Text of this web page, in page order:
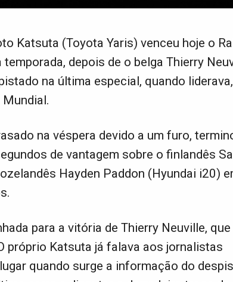
Katsuta (Toyota Yaris) venceu hoje o
depois de o belga Thierry
na última especial, quando
na véspera devido a um furo,
de vantagem sobre o finlandês
Hayden Paddon (Hyundai i20)
para a vitória de Thierry Neuville, que
próprio Katsuta já falava aos jornalistas
quando surge a informação do